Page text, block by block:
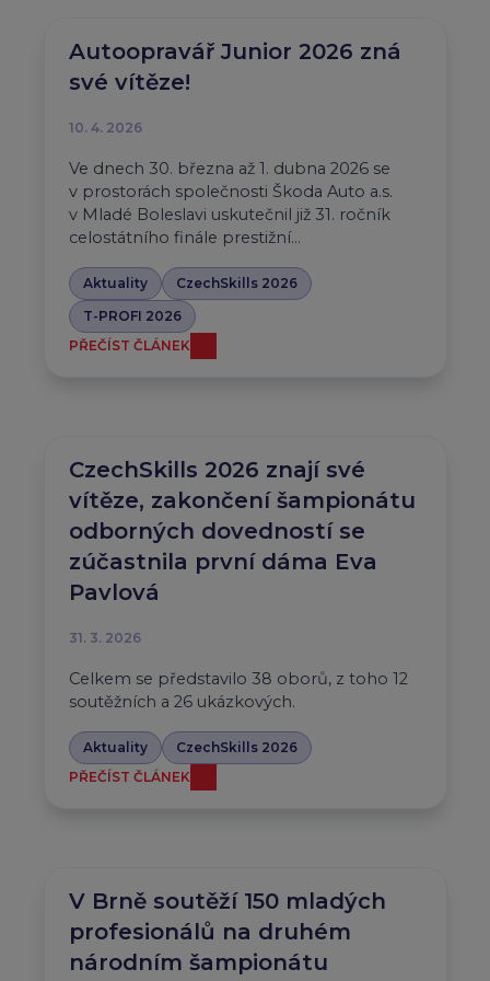
Autoopravář Junior 2026 zná
své vítěze!
10. 4. 2026
Ve dnech 30. března až 1. dubna 2026 se
v prostorách společnosti Škoda Auto a.s.
v Mladé Boleslavi uskutečnil již 31. ročník
celostátního finále prestižní…
Aktuality
CzechSkills 2026
T-PROFI 2026
PŘEČÍST ČLÁNEK
CzechSkills 2026 znají své
vítěze, zakončení šampionátu
odborných dovedností se
zúčastnila první dáma Eva
Pavlová
31. 3. 2026
Celkem se představilo 38 oborů, z toho 12
soutěžních a 26 ukázkových.
Aktuality
CzechSkills 2026
PŘEČÍST ČLÁNEK
V Brně soutěží 150 mladých
profesionálů na druhém
národním šampionátu